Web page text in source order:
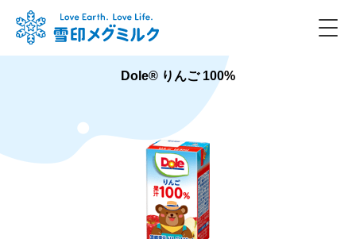
Dole® りんご 100%